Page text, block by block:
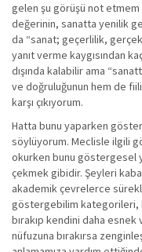
gelen şu görüşü not
değerinin, sanatta yenilik
da “sanat; geçerlilik,
yanıt verme kaygısından
dışında kalabilir ama
ve doğruluğunun hem de
karşı çıkıyorum.
Hatta bunu yaparken
söylüyorum. Meclisle ilgili
okurken bunu göstergesel
çekmek gibidir. Şeyleri
akademik çevrelerce
göstergebilim kategorileri,
bırakıp kendini daha
nüfuzuna bırakırsa